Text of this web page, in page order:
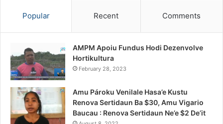
Popular Recent Comments
AMPM Apoiu Fundus Hodi Dezenvolve
Hortikultura
February 28, 2023
Amu Pároku Venilale Hasa’e Kustu
Renova Sertidaun Ba $30, Amu Vigario
Baucau : Renova Sertidaun Ne’e $2 De’it